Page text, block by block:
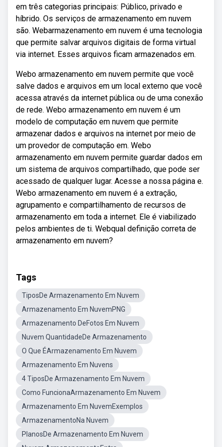
em três categorias principais: Público, privado e
híbrido. Os serviços de armazenamento em nuvem
são. Webarmazenamento em nuvem é uma tecnologia
que permite salvar arquivos digitais de forma virtual
via internet. Esses arquivos ficam armazenados em.
Webo armazenamento em nuvem permite que você
salve dados e arquivos em um local externo que você
acessa através da internet pública ou de uma conexão
de rede. Webo armazenamento em nuvem é um
modelo de computação em nuvem que permite
armazenar dados e arquivos na internet por meio de
um provedor de computação em. Webo
armazenamento em nuvem permite guardar dados em
um sistema de arquivos compartilhado, que pode ser
acessado de qualquer lugar. Acesse a nossa página e.
Webo armazenamento em nuvem é a extração,
agrupamento e compartilhamento de recursos de
armazenamento em toda a internet. Ele é viabilizado
pelos ambientes de ti. Webqual definição correta de
armazenamento em nuvem?
Tags
TiposDe Armazenamento Em Nuvem
Armazenamento Em NuvemPNG
Armazenamento DeFotos Em Nuvem
Nuvem QuantidadeDe Armazenamento
O Que ÉArmazenamento Em Nuvem
Armazenamento Em Nuvens
4 TiposDe Armazenamento Em Nuvem
Como FuncionaArmazenamento Em Nuvem
Armazenamento Em NuvemExemplos
ArmazenamentoNa Nuvem
PlanosDe Armazenamento Em Nuvem